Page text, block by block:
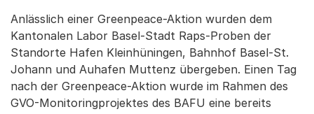
Anlässlich einer Greenpeace-Aktion wurden dem
Kantonalen Labor Basel-Stadt Raps-Proben der
Standorte Hafen Kleinhüningen, Bahnhof Basel-St.
Johann und Auhafen Muttenz übergeben. Einen Tag
nach der Greenpeace-Aktion wurde im Rahmen des
GVO-Monitoringprojektes des BAFU eine bereits